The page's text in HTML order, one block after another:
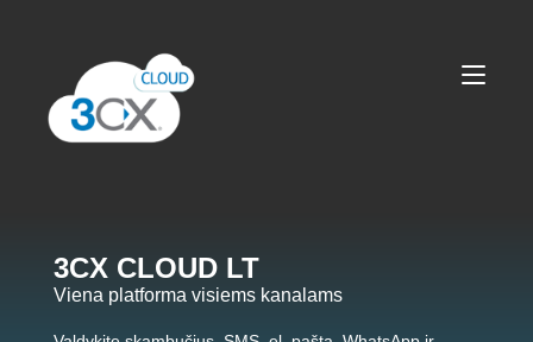
3CX CLOUD LT
Viena platforma visiems kanalams